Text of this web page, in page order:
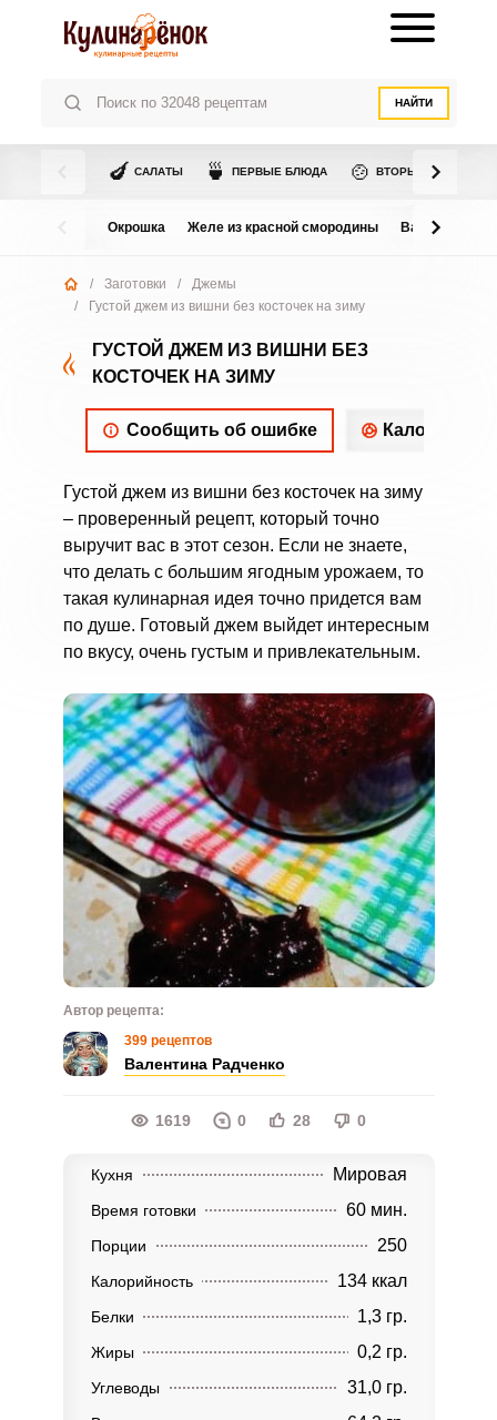
НАЙТИ
🍆 САЛАТЫ 🍵 ПЕРВЫЕ БЛЮДА 🍲 ВТОРЫЕ БЛЮДА
Окрошка Желе из красной смородины Варенье из
/ Заготовки /
Джемы
/
Густой джем из вишни без косточек на зиму
ГУСТОЙ ДЖЕМ ИЗ ВИШНИ БЕЗ
КОСТОЧЕК НА ЗИМУ
Сообщить об ошибке
Густой джем из вишни без косточек на зиму
– проверенный рецепт, который точно
выручит вас в этот сезон. Если не знаете,
что делать с большим ягодным урожаем, то
такая кулинарная идея точно придется вам
по душе. Готовый джем выйдет интересным
по вкусу, очень густым и привлекательным.
Автор рецепта:
399 рецептов
Валентина Радченко
1619 0 28 0
Кухня Мировая
Время готовки 60 мин.
Порции 250
Калорийность 134 ккал
Белки 1,3 гр.
Жиры 0,2 гр.
Углеводы 31,0 гр.